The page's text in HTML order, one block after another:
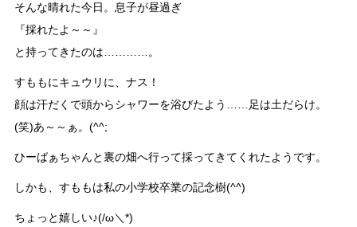
そんな晴れた今日。息子が昼過ぎ
『採れたよ～～』
と持ってきたのは…………。
すももにキュウリに、ナス！
顔は汗だくで頭からシャワーを浴びたよう……足は土だらけ。
(笑)あ～～ぁ。(^^;
ひーばぁちゃんと裏の畑へ行って採ってきてくれたようです。
しかも、すももは私の小学校卒業の記念樹(^^)
ちょっと嬉しい♪(/ω＼*)